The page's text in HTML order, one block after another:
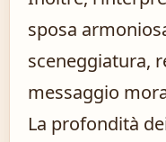
sposa
sceneggiatura,
messaggio
La profondità